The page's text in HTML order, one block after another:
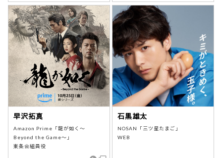
早沢拓真
Amazon Prime「龍が如く～
Beyond the Game～」
東条会組員役
石黒雄太
NOSAN「三ツ星たまご」
WEB